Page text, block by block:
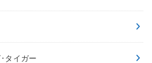
タイガー